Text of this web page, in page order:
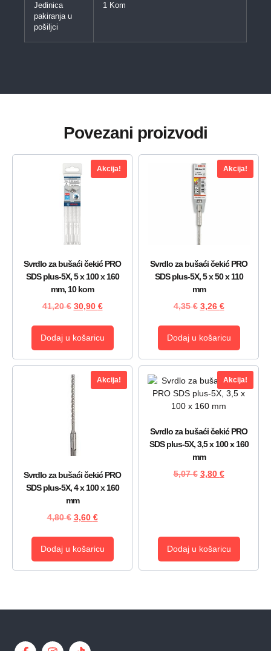
Jedinica
pakiranja u
pošiljci
1 Kom
Povezani proizvodi
Akcija!
Svrdlo za bušaći čekić PRO
SDS plus-5X, 5 x 100 x 160
mm, 10 kom
41,20€ 30,90 €
Dodaj u košaricu
Akcija!
Svrdlo za bušaći čekić PRO
SDS plus-5X, 5 x 50 x 110
mm
4,35€ 3,26 €
Dodaj u košaricu
Akcija!
Svrdlo za bušaći čekić PRO
SDS plus-5X, 4 x 100 x 160
mm
4,80€ 3,60 €
Dodaj u košaricu
Akcija!
Svrdlo za bušaći čekić PRO
SDS plus-5X, 3,5 x 100 x 160
mm
5,07€ 3,80 €
Dodaj u košaricu